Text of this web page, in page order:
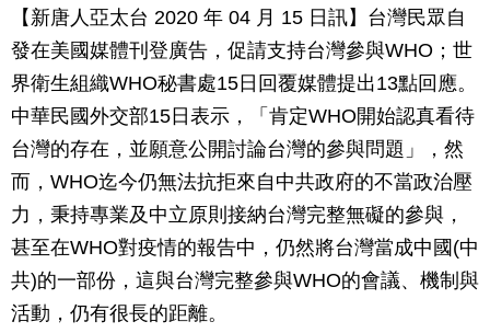
【新唐人亞太台 2020 年 04 月 15 日訊】台灣民眾自
發在美國媒體刊登廣告，促請支持台灣參與WHO；世
界衛生組織WHO秘書處15日回覆媒體提出13點回應。
中華民國外交部15日表示，「肯定WHO開始認真看待
台灣的存在，並願意公開討論台灣的參與問題」，然
而，WHO迄今仍無法抗拒來自中共政府的不當政治壓
力，秉持專業及中立原則接納台灣完整無礙的參與，
甚至在WHO對疫情的報告中，仍然將台灣當成中國(中
共)的一部份，這與台灣完整參與WHO的會議、機制與
活動，仍有很長的距離。